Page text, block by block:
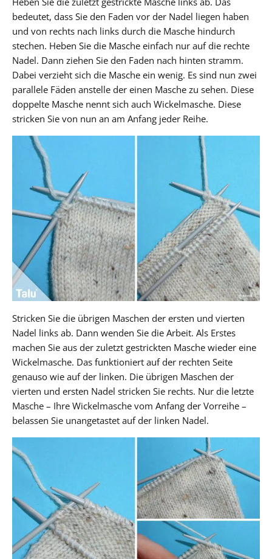
bedeutet, dass Sie den Faden vor der Nadel liegen haben
und von rechts nach links durch die Masche hindurch
stechen. Heben Sie die Masche einfach nur auf die rechte
Nadel. Dann ziehen Sie den Faden nach hinten stramm.
Dabei verzieht sich die Masche ein wenig. Es sind nun zwei
parallele Fäden anstelle der einen Masche zu sehen. Diese
doppelte Masche nennt sich auch Wickelmasche. Diese
stricken Sie von nun an am Anfang jeder Reihe.
Stricken Sie die übrigen Maschen der ersten und vierten
Nadel links ab. Dann wenden Sie die Arbeit. Als Erstes
machen Sie aus der zuletzt gestrickten Masche wieder eine
Wickelmasche. Das funktioniert auf der rechten Seite
genauso wie auf der linken. Die übrigen Maschen der
vierten und ersten Nadel stricken Sie rechts. Nur die letzte
Masche – Ihre Wickelmasche vom Anfang der Vorreihe –
belassen Sie unangetastet auf der linken Nadel.